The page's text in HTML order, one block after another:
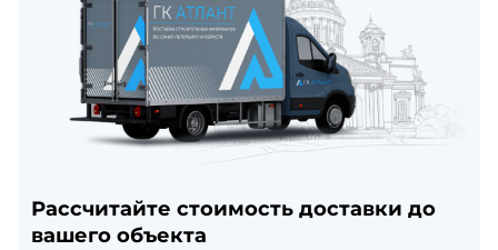
Рассчитайте стоимость доставки до
вашего объекта